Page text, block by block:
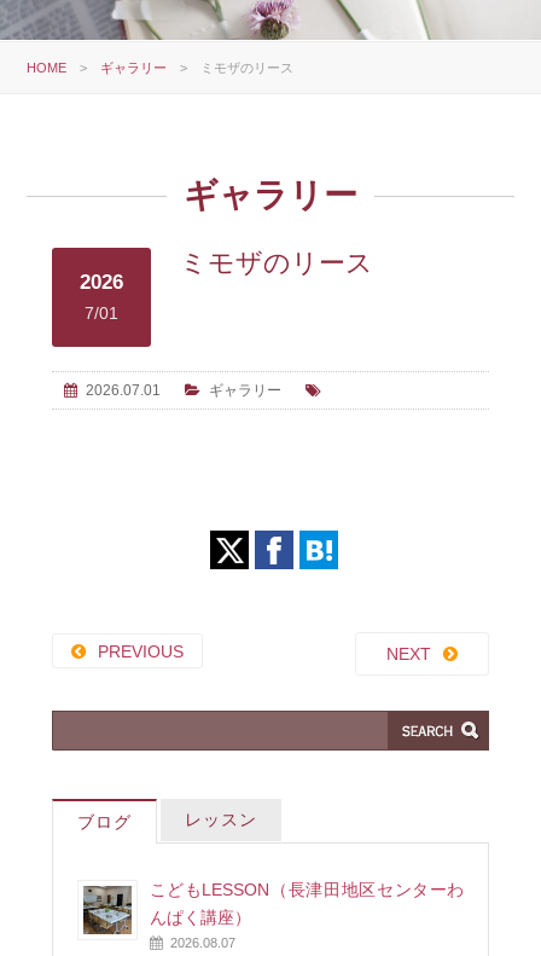
HOME > ギャラリー > ミモザのリース
ギャラリー
2026
7/01
ミモザのリース
2026.07.01 ギャラリー
PREVIOUS NEXT
ブログ レッスン
こどもLESSON（長津田地区センターわ
んぱく講座）
2026.08.07